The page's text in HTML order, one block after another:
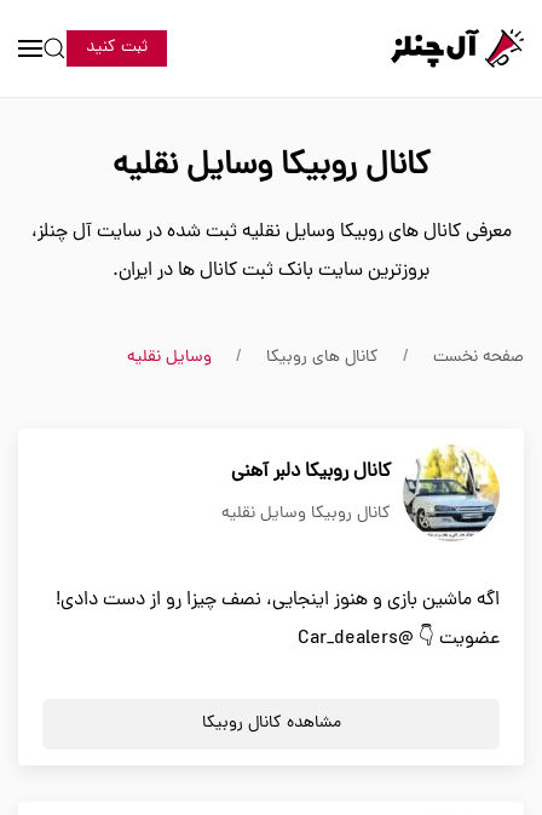
ثبت کنید
کانال روبیکا وسایل نقلیه
معرفی کانال های روبیکا وسایل نقلیه ثبت شده در سایت آل چنلز،
بروزترین سایت بانک ثبت کانال ها در ایران.
صفحه نخست کانال های روبیکا وسایل نقلیه
کانال روبیکا دلبر آهنی
کانال روبیکا وسایل نقلیه
اگه ماشین بازی و هنوز اینجایی، نصف چیزا رو از دست دادی!
عضویت 👇 @Car_dealers
مشاهده کانال روبیکا